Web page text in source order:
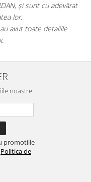
și sunt cu adevărat
lor.
avut toate detaliile
noastre
promotiile
Politica de